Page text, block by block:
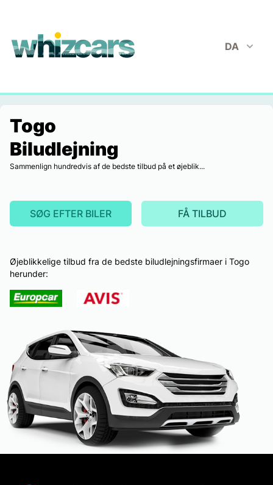
whizcars.com
DA
Togo
Biludlejning
Sammenlign hundredvis af de bedste tilbud på et øjeblik...
SØG EFTER BILER FÅ TILBUD
Øjeblikkelige tilbud fra de bedste biludlejningsfirmaer i Togo
herunder: